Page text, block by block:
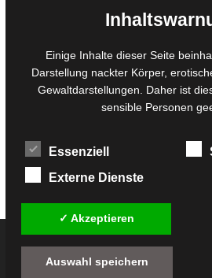
Foto- und Bildbearbeitung
Fotorestauration
Creative Artwork
MPS Fotografie
WordPress Support
Einige Inhalte dieser Seite
Darstellung nackter Körper,
Gewaltdarstellungen. Daher ist
sensible Personen
Essenziell
Externe Dienste
✓ Akzeptieren
Auswahl speichern